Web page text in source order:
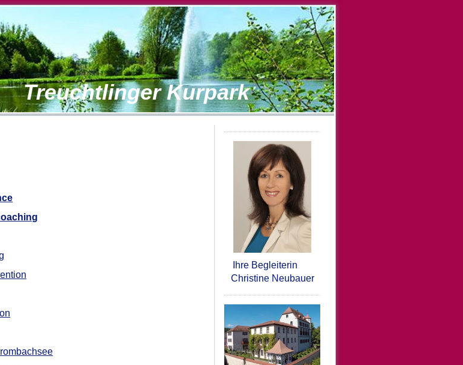
Treuchtlinger Kurpark
Ihre Begleiterin
Christine Neubauer